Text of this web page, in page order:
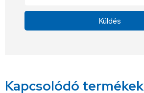
Küldés
Kapcsolódó termékek